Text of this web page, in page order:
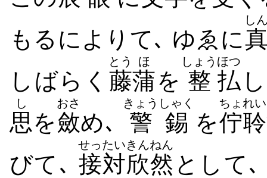
もるによりて､ ゆゑに
し
しばらく 藤
とう
蒲
ほ
を 整
しょう
払
ほつ
思
し
を斂
おさ
め､ 警錫
きょうしゃく
を佇聆
ちょれい
びて､ 接対
せったい
欣然
きんねん
として